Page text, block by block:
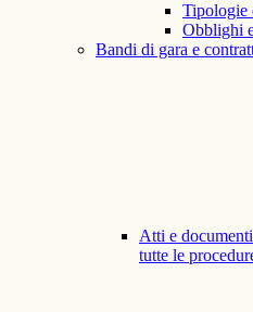
Tipologie
Obblighi
Bandi di gara e
Atti e
tutte le